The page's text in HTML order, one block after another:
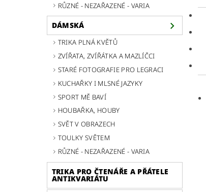
RŮZNÉ - NEZAŘAZENÉ - VARIA
DÁMSKÁ
TRIKA PLNÁ KVĚTŮ
ZVÍŘATA, ZVÍŘÁTKA A MAZLÍČCI
STARÉ FOTOGRAFIE PRO LEGRACI
KUCHAŘKY I MLSNÉ JAZYKY
SPORT MĚ BAVÍ
HOUBAŘKA, HOUBY
SVĚT V OBRAZECH
TOULKY SVĚTEM
RŮZNÉ - NEZAŘAZENÉ - VARIA
TRIKA PRO ČTENÁŘE A PŘÁTELE
ANTIKVARIÁTU